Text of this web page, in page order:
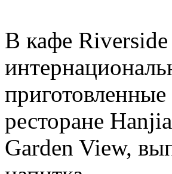
В кафе Riverside
ресторане
Garden View,